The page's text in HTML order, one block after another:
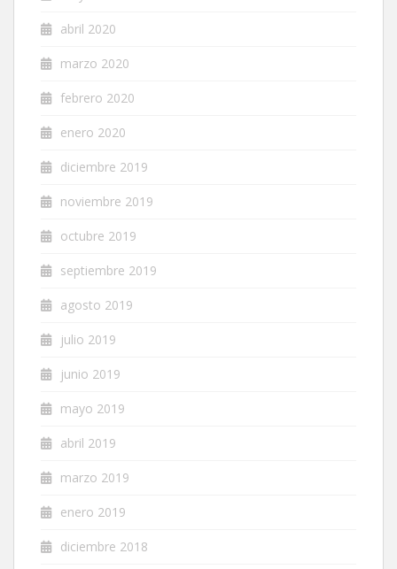
abril 2020
marzo 2020
febrero 2020
enero 2020
diciembre 2019
noviembre 2019
octubre 2019
septiembre 2019
agosto 2019
julio 2019
junio 2019
mayo 2019
abril 2019
marzo 2019
enero 2019
diciembre 2018